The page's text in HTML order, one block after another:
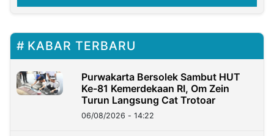
KABAR TERBARU
Purwakarta Bersolek Sambut HUT
Ke-81 Kemerdekaan RI, Om Zein
Turun Langsung Cat Trotoar
06/08/2026 - 14:22